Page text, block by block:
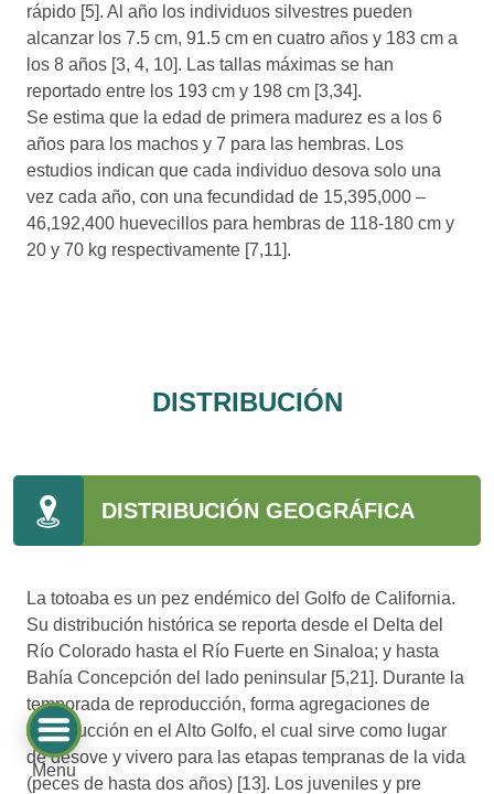
Menu
rápido [5]. Al año los individuos silvestres pueden
alcanzar los 7.5 cm, 91.5 cm en cuatro años y 183 cm a
los 8 años [3, 4, 10]. Las tallas máximas se han
reportado entre los 193 cm y 198 cm [3,34].
Se estima que la edad de primera madurez es a los 6
años para los machos y 7 para las hembras. Los
estudios indican que cada individuo desova solo una
vez cada año, con una fecundidad de 15,395,000 –
46,192,400 huevecillos para hembras de 118-180 cm y
20 y 70 kg respectivamente [7,11].
DISTRIBUCIÓN
DISTRIBUCIÓN GEOGRÁFICA
La totoaba es un pez endémico del Golfo de California.
Su distribución histórica se reporta desde el Delta del
Río Colorado hasta el Río Fuerte en Sinaloa; y hasta
Bahía Concepción del lado peninsular [5,21]. Durante la
temporada de reproducción, forma agregaciones de
reproducción en el Alto Golfo, el cual sirve como lugar
de desove y vivero para las etapas tempranas de la vida
(peces de hasta dos años) [13]. Los juveniles y pre